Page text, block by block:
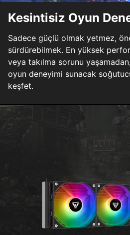
Kesintisiz Oyun
Sadece güçlü olmak yetmez,
sürdürebilmek. En yüksek
veya takılma sorunu
oyun deneyimi sunacak
keşfet.